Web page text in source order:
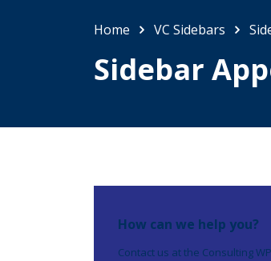
Home VC Sidebars
Sidebar
How can we help you?
Contact us at the Consulting